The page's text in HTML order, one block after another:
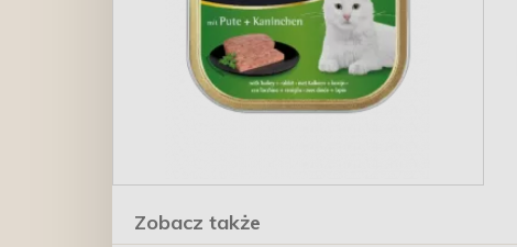
Zobacz także